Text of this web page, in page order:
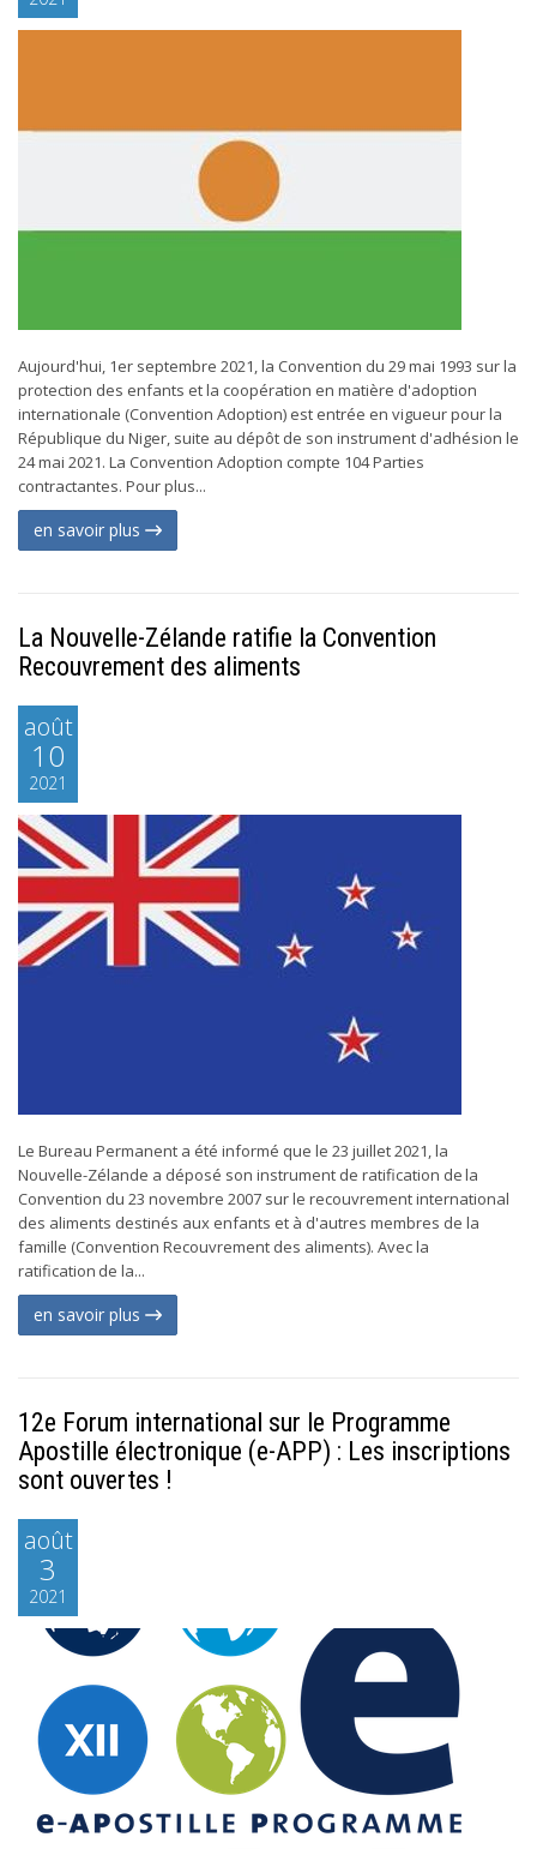
Aujourd'hui, 1er septembre 2021, la Convention du 29 mai 1993 sur la
protection des enfants et la coopération en matière d'adoption
internationale (Convention Adoption) est entrée en vigueur pour la
République du Niger, suite au dépôt de son instrument d'adhésion le
24 mai 2021. La Convention Adoption compte 104 Parties
contractantes. Pour plus...
en savoir plus
La Nouvelle-Zélande ratifie la Convention
Recouvrement des aliments
août
10
2021
Le Bureau Permanent a été informé que le 23 juillet 2021, la
Nouvelle-Zélande a déposé son instrument de ratification de la
Convention du 23 novembre 2007 sur le recouvrement international
des aliments destinés aux enfants et à d'autres membres de la
famille (Convention Recouvrement des aliments). Avec la
ratification de la...
en savoir plus
12e Forum international sur le Programme
Apostille électronique (e-APP) : Les inscriptions
sont ouvertes !
août
3
2021